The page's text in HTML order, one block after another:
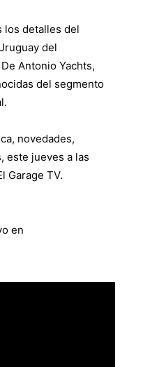
los detalles del
del
Antonio Yachts,
del segmento
novedades,
este jueves a las
Garage TV.
en